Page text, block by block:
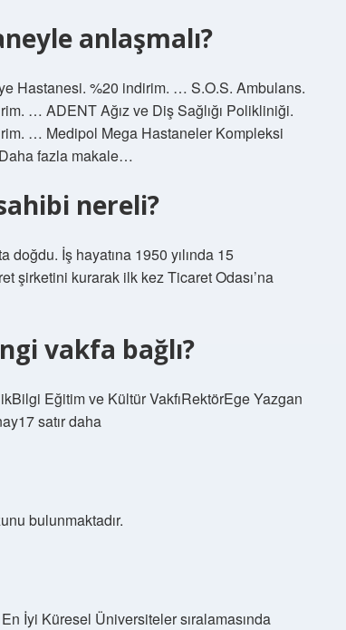
anlaşmalı?
Hastanesi. %20 indirim. … S.O.S. Ambulans.
… ADENT Ağız ve Diş Sağlığı Polikliniği.
… Medipol Mega Hastaneler Kompleksi
fazla makale…
nereli?
doğdu. İş hayatına 1950 yılında 15
şirketini kurarak ilk kez Ticaret Odası’na
vakfa bağlı?
Eğitim ve Kültür VakfıRektörEge Yazgan
satır daha
bulunmaktadır.
İyi Küresel Üniversiteler sıralamasında